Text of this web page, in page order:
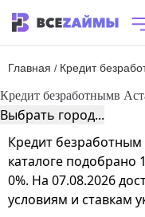
Главная / Кредит
Кредит безработнымв
Выбрать город...
Кредит безработным
каталоге подобрано
0%. На 07.08.2026
условиям и ставкам